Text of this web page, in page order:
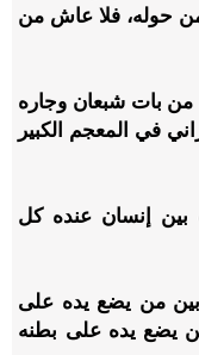
من حوله، فلا عاش من
من بات شبعان وجاره
في المعجم الكبير
بين إنسان عنده كل
بين من يضع يده على
يضع يده على بطنه